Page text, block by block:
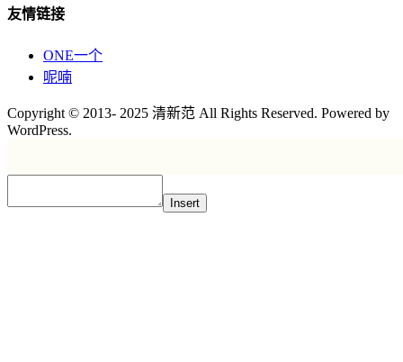
友情链接
ONE一个
呢喃
Copyright © 2013- 2025 清新范 All Rights Reserved. Powered by
WordPress.
Insert